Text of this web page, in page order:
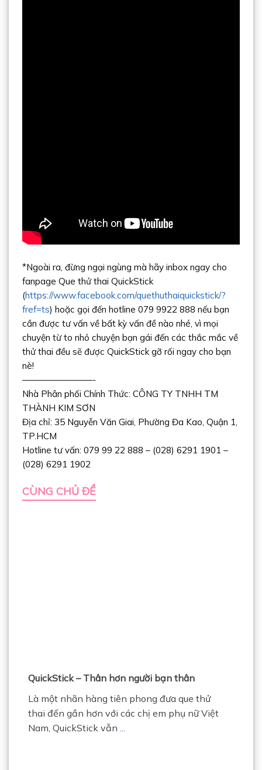
*Ngoài ra, đừng ngại ngùng mà hãy inbox ngay cho
fanpage Que thử thai QuickStick
(https://www.facebook.com/quethuthaiquickstick/?
fref=ts) hoặc gọi đến hotline 079 9922 888 nếu bạn
cần được tư vấn về bất kỳ vấn đề nào nhé, vì mọi
chuyện từ to nhỏ chuyện bạn gái đến các thắc mắc về
thử thai đều sẽ được QuickStick gỡ rối ngay cho bạn
nè!
————————-
Nhà Phân phối Chính Thức: CÔNG TY TNHH TM
THÀNH KIM SƠN
Địa chỉ: 35 Nguyễn Văn Giai, Phường Đa Kao, Quận 1,
TP.HCM
Hotline tư vấn: 079 99 22 888 – (028) 6291 1901 –
(028) 6291 1902
CÙNG CHỦ ĐỀ
QuickStick – Thân hơn người bạn thân
Là một nhãn hàng tiên phong đưa que thử
thai đến gần hơn với các chị em phụ nữ Việt
Nam, QuickStick vẫn ...